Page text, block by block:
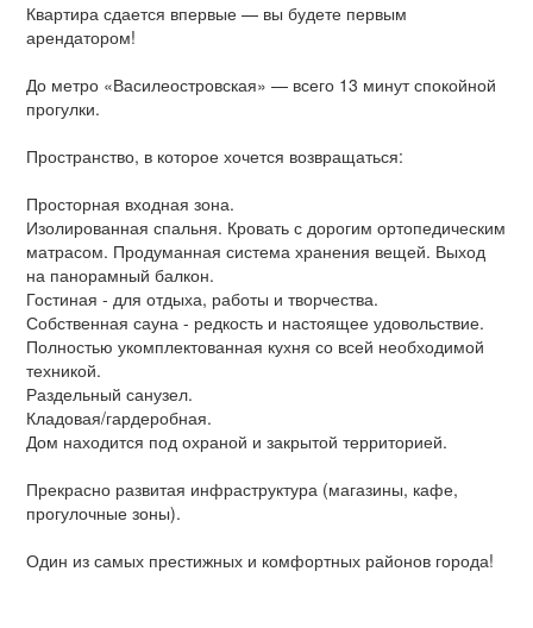
Квартира сдается впервые — вы будете первым
арендатором!
До метро «Василеостровская» — всего 13 минут спокойной
прогулки.
Пространство, в которое хочется возвращаться:
Просторная входная зона.
Изолированная спальня. Кровать с дорогим ортопедическим
матрасом. Продуманная система хранения вещей. Выход
на панорамный балкон.
Гостиная - для отдыха, работы и творчества.
Собственная сауна - редкость и настоящее удовольствие.
Полностью укомплектованная кухня со всей необходимой
техникой.
Раздельный санузел.
Кладовая/гардеробная.
Дом находится под охраной и закрытой территорией.
Прекрасно развитая инфраструктура (магазины, кафе,
прогулочные зоны).
Один из самых престижных и комфортных районов города!